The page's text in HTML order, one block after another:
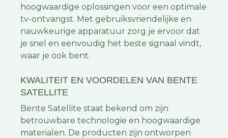
hoogwaardige oplossingen voor een optimale
tv-ontvangst. Met gebruiksvriendelijke en
nauwkeurige apparatuur zorg je ervoor dat
je snel en eenvoudig het beste signaal vindt,
waar je ook bent.
KWALITEIT EN VOORDELEN VAN BENTE
SATELLITE
Bente Satellite staat bekend om zijn
betrouwbare technologie en hoogwaardige
materialen. De producten zijn ontworpen